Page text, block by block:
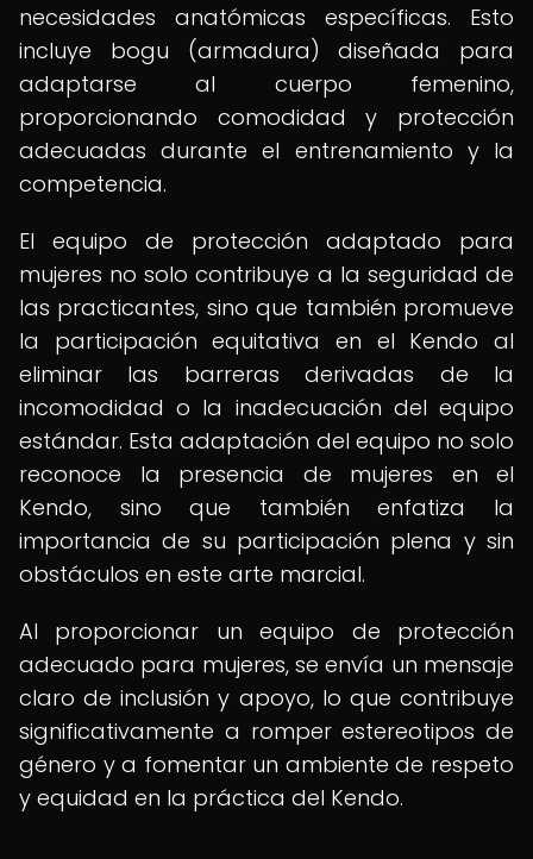
necesidades anatómicas específicas. Esto
incluye bogu (armadura) diseñada para
adaptarse al cuerpo femenino,
proporcionando comodidad y protección
adecuadas durante el entrenamiento y la
competencia.
El equipo de protección adaptado para
mujeres no solo contribuye a la seguridad de
las practicantes, sino que también promueve
la participación equitativa en el Kendo al
eliminar las barreras derivadas de la
incomodidad o la inadecuación del equipo
estándar. Esta adaptación del equipo no solo
reconoce la presencia de mujeres en el
Kendo, sino que también enfatiza la
importancia de su participación plena y sin
obstáculos en este arte marcial.
Al proporcionar un equipo de protección
adecuado para mujeres, se envía un mensaje
claro de inclusión y apoyo, lo que contribuye
significativamente a romper estereotipos de
género y a fomentar un ambiente de respeto
y equidad en la práctica del Kendo.